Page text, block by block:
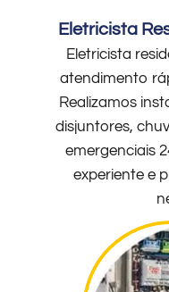
Eletricista
Eletricista
atendimento
Realizamos
disjuntores,
emergenciais
experiente e